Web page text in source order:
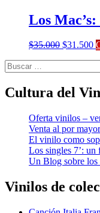
era:
$23.000.
Los
$35.000 El
$35.000.
$31.500
Buscar:
Cultura del
Oferta vinilos –
Venta al por
El vinilo como
Los singles 7’:
Un Blog sobre
Vinilos de